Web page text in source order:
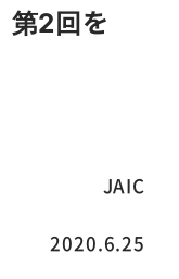
2回を
JAIC
2020.6.25